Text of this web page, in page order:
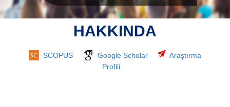
HAKKINDA
SCOPUS Google Scholar
Araştırma
Profili